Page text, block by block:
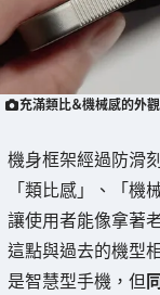
充滿類比＆機械感的外觀
機身框架經過防滑
「類比感」、「機
讓使用者能像拿著
這點與過去的機型
是智慧型手機，但